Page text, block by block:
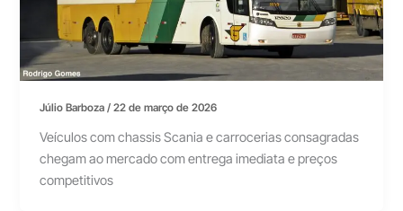
Júlio Barboza/22 de março de 2026
Veículos com chassis Scania e carrocerias consagradas
chegam ao mercado com entrega imediata e preços
competitivos